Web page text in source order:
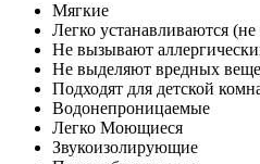
Мягкие
Легко устанавливаются
Не вызывают
Не выделяют вредных
Подходят для детской
Водонепроницаемые
Легко Моющиеся
Звукоизолирующие